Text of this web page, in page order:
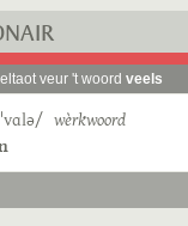
veur 't woord veels
wèrkwoord